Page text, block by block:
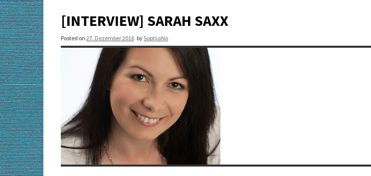
[INTERVIEW] SARAH SAXX
Posted on 27. Dezember 2016 bySophiaNo